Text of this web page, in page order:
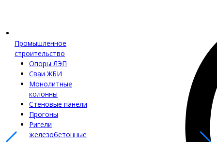
Промышленное
строительство
Опоры ЛЭП
Сваи ЖБИ
Монолитные
колонны
Стеновые панели
Прогоны
Ригели
железобетонные